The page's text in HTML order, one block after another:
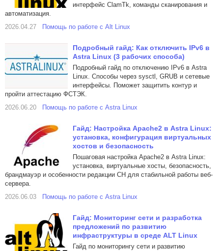
интерфейс ClamTk, команды сканирования и
автоматизация.
2026.04.27
Помощь по работе с Alt Linux
Подробный гайд: Как отключить IPv6 в
Astra Linux (3 рабочих способа)
Подробный гайд по отключению IPv6 в Astra
Linux. Способы через sysctl, GRUB и сетевые
интерфейсы. Поможет защитить контур и
пройти аттестацию ФСТЭК.
2026.06.20
Помощь по работе с Astra Linux
Гайд: Настройка Apache2 в Astra Linux:
установка, конфигурация виртуальных
хостов и безопасность
Пошаговая настройка Apache2 в Astra Linux:
установка, виртуальные хосты, безопасность,
брандмауэр и особенности редакции СН для стабильной работы веб-
сервера.
2026.06.03
Помощь по работе с Astra Linux
Гайд: Мониторинг сети и разработка
предложений по развитию
инфраструктуры в среде ALT Linux
Гайд по мониторингу сети и развитию